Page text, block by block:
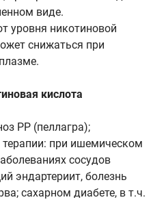
виде.
уровня никотиновой
снижаться при
кислота
РР (пеллагра);
при ишемическом
сосудов
эндартериит, болезнь
сахарном диабете, в т.ч.